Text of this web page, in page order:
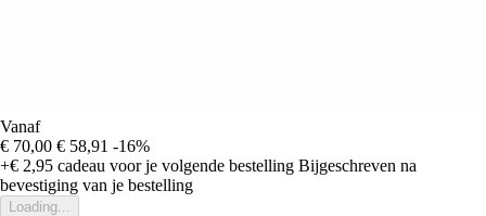
Vanaf
€ 70,00 € 58,91 -16%
+€ 2,95 cadeau voor je volgende bestelling Bijgeschreven na
bevestiging van je bestelling
Loading...